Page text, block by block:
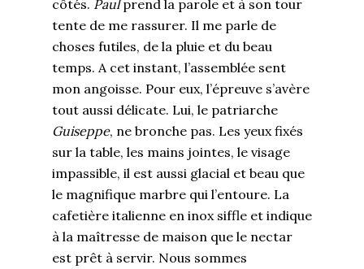
côtés. Paulprend la parole et à son tour
tente de me rassurer. Il me parle de
choses futiles, de la pluie et du beau
temps. A cet instant, l’assemblée sent
mon angoisse. Pour eux, l’épreuve s’avère
tout aussi délicate. Lui, le patriarche
Guiseppe, ne bronche pas. Les yeux fixés
sur la table, les mains jointes, le visage
impassible, il est aussi glacial et beau que
le magnifique marbre qui l’entoure. La
cafetière italienne en inox siffle et indique
à la maîtresse de maison que le nectar
est prêt à servir. Nous sommes